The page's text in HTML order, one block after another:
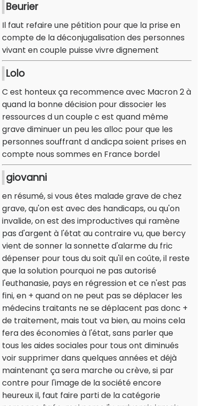
Beurier
Il faut refaire une pétition pour que la prise en
compte de la déconjugalisation des personnes
vivant en couple puisse vivre dignement
Lolo
C est honteux ça recommence avec Macron 2 à
quand la bonne décision pour dissocier les
ressources d un couple c est quand même
grave diminuer un peu les alloc pour que les
personnes souffrant d andicpa soient prises en
compte nous sommes en France bordel
giovanni
en résumé, si vous êtes malade grave de chez
grave, qu'on est avec des handicaps, ou qu'on
invalide, on est des improductives qui ramène
pas d'argent à l'état au contraire vu, que bercy
vient de sonner la sonnette d'alarme du fric
dépenser pour tous du soit qu'il en coûte, il reste
que la solution pourquoi ne pas autorisé
l'euthanasie, pays en régression et ce n'est pas
fini, en + quand on ne peut pas se déplacer les
médecins traitants ne se déplacent pas donc +
de traitement, mais tout va bien, au moins cela
fera des économies à l'état, sans parler que
tous les aides sociales pour tous ont diminués
voir supprimer dans quelques années et déjà
maintenant ça sera marche ou crève, si par
contre pour l'image de la société encore
heureux il, faut faire parti de la catégorie